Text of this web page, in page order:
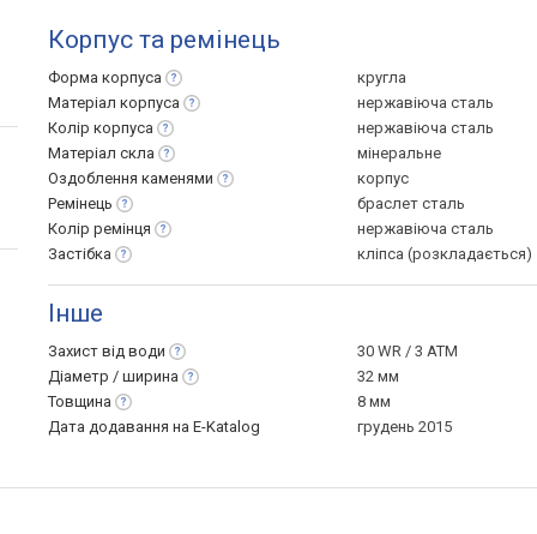
Корпус та ремінець
Форма корпуса
кругла
Матеріал корпуса
нержавіюча сталь
Колір корпуса
нержавіюча сталь
Матеріал скла
мінеральне
Оздоблення каменями
корпус
Ремінець
браслет сталь
Колір ремінця
нержавіюча сталь
Застібка
кліпса (розкладається)
Інше
Захист від води
30 WR / 3 ATM
Діаметр / ширина
32 мм
Товщина
8 мм
Дата додавання на E-Katalog
грудень 2015